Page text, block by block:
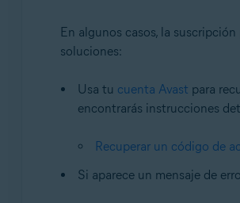
En algunos casos, la
soluciones:
Usa tu cuenta Avast para
encontrarás instrucciones
Recuperar un código de
Si aparece un mensaje de